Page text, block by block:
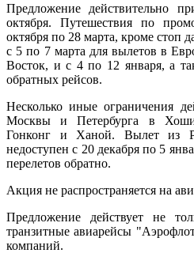
Предложение действительно
октября. Путешествия по
октября по 28 марта, кроме стоп
с 5 по 7 марта для вылетов в
Восток, и с 4 по 12 января, а
обратных рейсов.
Несколько иные ограничения
Москвы и Петербурга в
Гонконг и Ханой. Вылет из
недоступен с 20 декабря по 5
перелетов обратно.
Акция не распространяется на
Предложение действует не
транзитные авиарейсы
компаний.